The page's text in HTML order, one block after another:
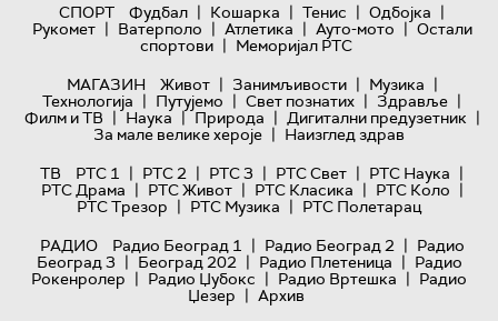
СПОРТ
Фудбал | Кошарка | Тенис | Одбојка |
Рукомет | Ватерполо | Атлетика | Ауто-мото | Остали
спортови | Меморијал РТС
МАГАЗИН
Живот | Занимљивости | Музика |
Технологијa | Путујемо | Свет познатих | Здравље |
Филм и ТВ | Наука | Природа | Дигитални предузетник |
За мале велике хероје | Наизглед здрав
ТВ
РТС 1 | РТС 2 | РТС 3 | РТС Свет | РТС Наука |
РТС Драма | РТС Живот | РТС Класика | РТС Коло |
РТС Трезор | РТС Музика | РТС Полетарац
РАДИО
Радио Београд 1 | Радио Београд 2 | Радио
Београд 3 | Београд 202 | Радио Плетеница | Радио
Рокенролер | Радио Џубокс | Радио Вртешка | Радио
Џезер | Архив